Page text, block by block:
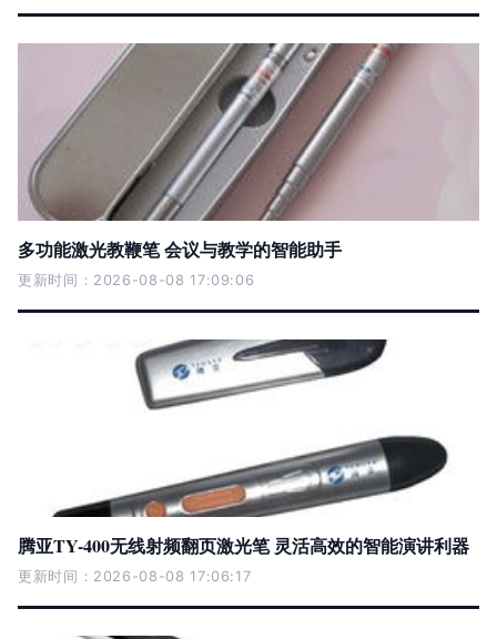
多功能激光教鞭笔 会议与教学的智能助手
更新时间：2026-08-08 17:09:06
腾亚TY-400无线射频翻页激光笔 灵活高效的智能演讲利器
更新时间：2026-08-08 17:06:17